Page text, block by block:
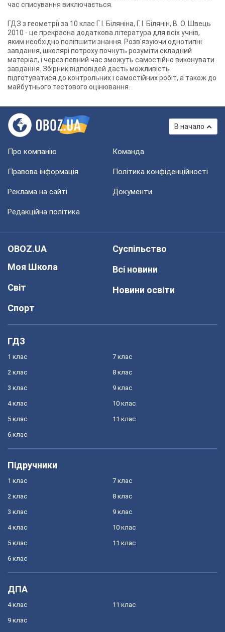
час списування виключається.
ГДЗ з геометрії за 10 клас Г. І. Біляніна, Г. І. Білянін, В. О. Швець
2010 - це прекрасна додаткова література для всіх учнів,
яким необхідно поліпшити знання. Розв'язуючи однотипні
завдання, школярі потроху почнуть розуміти складний
матеріал, і через певний час зможуть самостійно виконувати
завдання. Збірник відповідей дасть можливість
підготуватися до контрольних і самостійних робіт, а також до
майбутнього тестового оцінювання.
В начало
Про компанію Команда
Правова інформація Політика конфіденційності
Реклама на сайті Документи
Редакційна політика
OBOZ.UA
Моя Школа
Світ
Спорт
Суспільство
Всі новини
Новини освіти
ГДЗ
1 клас
2 клас
3 клас
4 клас
5 клас
6 клас
7 клас
8 клас
9 клас
10 клас
11 клас
Підручники
1 клас
2 клас
3 клас
4 клас
5 клас
6 клас
7 клас
8 клас
9 клас
10 клас
11 клас
ДПА
4 клас
9 клас
11 клас